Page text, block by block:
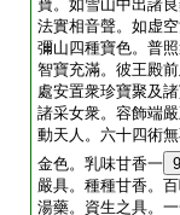
寶。如雪山中出諸
法實相音聲。如虚
彌山四種寶色。普
智寶充滿。彼王殿
處安置衆珍寶聚及
諸采女衆。容飾端
動天人。六十四術
金色。乳味甘香一 9
嚴具。種種甘香。
湯藥。資生之具。